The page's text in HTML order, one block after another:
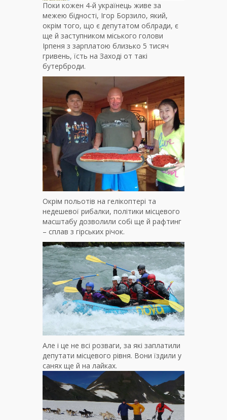
Поки кожен 4-й українець живе за
межею бідності, Ігор Борзило, який,
окрім того, що є депутатом облради, є
ще й заступником міського голови
Ірпеня з зарплатою близько 5 тисяч
гривень, їсть на Заході от такі
бутерброди.
Окрім польотів на гелікоптері та
недешевої рибалки, політики місцевого
масштабу дозволили собі ще й рафтинг
– сплав з гірських річок.
Але і це не всі розваги, за які заплатили
депутати місцевого рівня. Вони їздили у
санях ще й на лайках.